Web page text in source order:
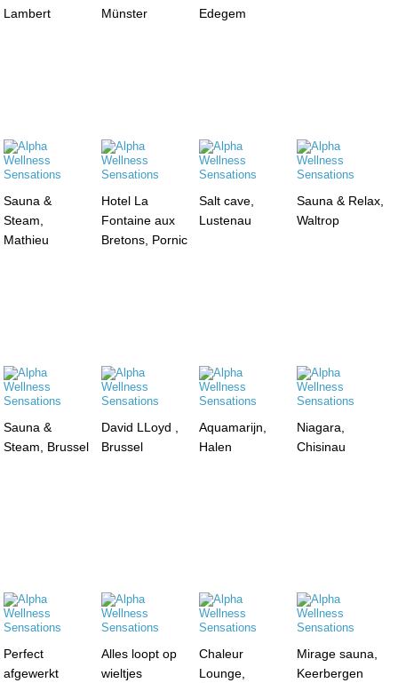
Lambert
Münster
Edegem
Sauna &
Steam,
Mathieu
Hotel La
Fontaine aux
Bretons, Pornic
Salt cave,
Lustenau
Sauna & Relax,
Waltrop
Sauna &
Steam, Brussel
David LLoyd ,
Brussel
Aquamarijn,
Halen
Niagara,
Chisinau
Perfect
afgewerkt
Alles loopt op
wieltjes
Chaleur
Lounge,
Mirage sauna,
Keerbergen